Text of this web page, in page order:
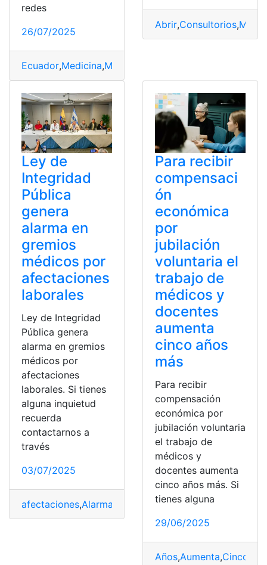
redes
26/07/2025
Ecuador,Medicina,Médicos
Abrir,Consultorios,
Ley de
Integridad
Pública
genera
alarma en
gremios
médicos por
afectaciones
laborales
Ley de Integridad
Pública genera
alarma en gremios
médicos por
afectaciones
laborales. Si tienes
alguna inquietud
recuerda
contactarnos a
través
03/07/2025
afectaciones,Alarma gremios,Integridad
Para recibir
compensaci
ón
económica
por
jubilación
voluntaria el
trabajo de
médicos y
docentes
aumenta
cinco años
más
Para recibir
compensación
económica por
jubilación voluntaria
el trabajo de
médicos y
docentes aumenta
cinco años más. Si
tienes alguna
29/06/2025
Años,Aumenta,Cinco